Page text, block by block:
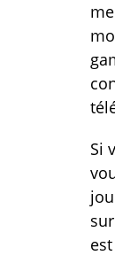
Si